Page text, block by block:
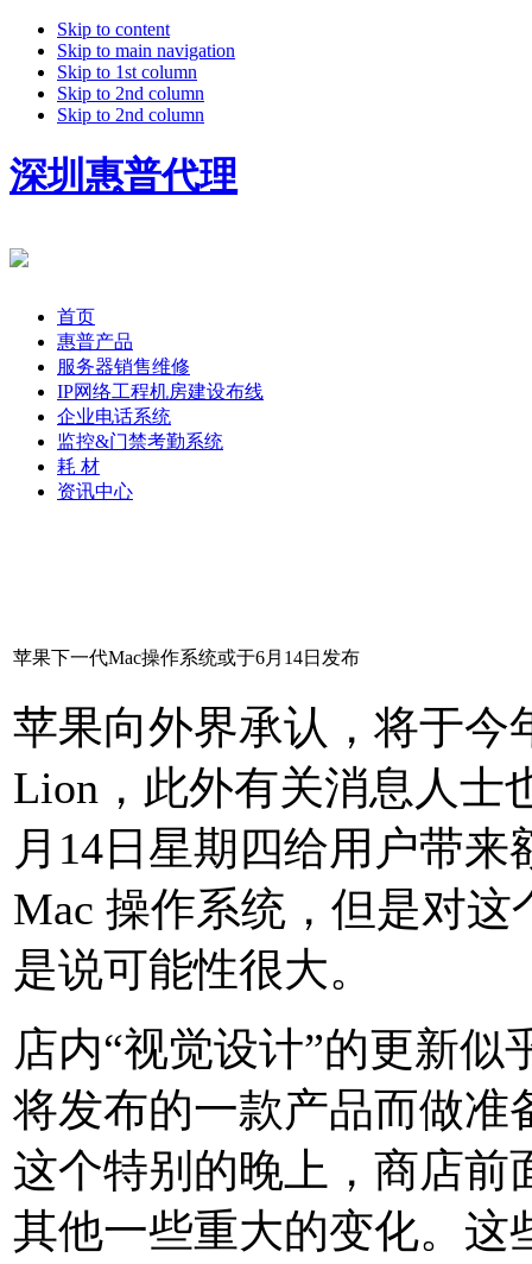
Skip to content
Skip to main navigation
Skip to 1st column
Skip to 2nd column
Skip to 2nd column
深圳惠普代理
首页
惠普产品
服务器销售维修
IP网络工程机房建设布线
企业电话系统
监控&门禁考勤系统
耗 材
资讯中心
苹果下一代Mac操作系统或于6月14日发布
苹果向外界承认，将于今
Lion，此外有关消息人士
月14日星期四给用户带
Mac 操作系统，但是对
是说可能性很大。
店内“视觉设计”的更新似
将发布的一款产品而做准
这个特别的晚上，商店前
其他一些重大的变化。这